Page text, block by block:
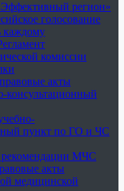
регион»
голосование
каждому
комиссии
акты
консультационный
пункт по ГО и ЧС
рекомендации МЧС
акты
медицинской